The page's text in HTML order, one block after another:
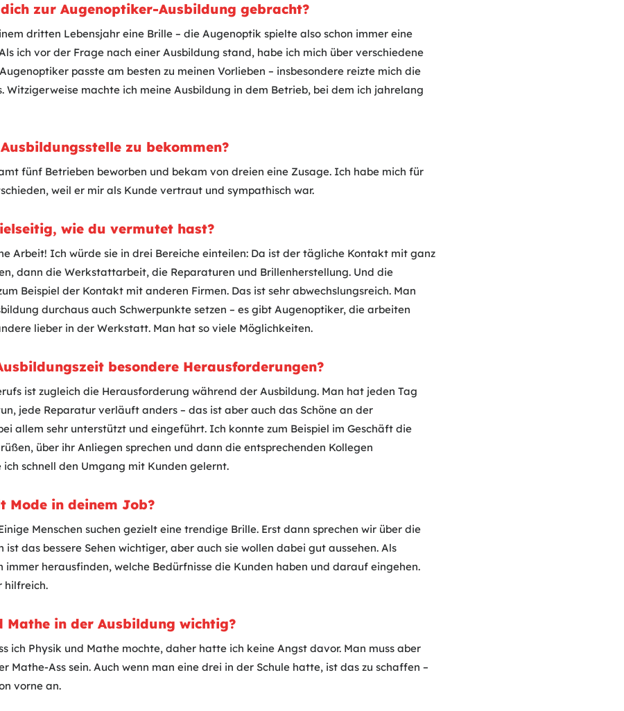
zur Augenoptiker-Ausbildung gebracht?
dritten Lebensjahr eine Brille – die Augenoptik spielte also schon immer eine
ich vor der Frage nach einer Ausbildung stand, habe ich mich über verschiedene
passte am besten zu meinen Vorlieben – insbesondere reizte mich die
Witzigerweise machte ich meine Ausbildung in dem Betrieb, bei dem ich jahrelang
zu bekommen?
fünf Betrieben beworben und bekam von dreien eine Zusage. Ich habe mich für
weil er mir als Kunde vertraut und sympathisch war.
wie du vermutet hast?
Arbeit! Ich würde sie in drei Bereiche einteilen: Da ist der tägliche Kontakt mit ganz
dann die Werkstattarbeit, die Reparaturen und Brillenherstellung. Und die
Beispiel der Kontakt mit anderen Firmen. Das ist sehr abwechslungsreich. Man
durchaus auch Schwerpunkte setzen – es gibt Augenoptiker, die arbeiten
lieber in der Werkstatt. Man hat so viele Möglichkeiten.
besondere Herausforderungen?
ist zugleich die Herausforderung während der Ausbildung. Man hat jeden Tag
jede Reparatur verläuft anders – das ist aber auch das Schöne an der
allem sehr unterstützt und eingeführt. Ich konnte zum Beispiel im Geschäft die
über ihr Anliegen sprechen und dann die entsprechenden Kollegen
ich schnell den Umgang mit Kunden gelernt.
Mode in deinem Job?
Menschen suchen gezielt eine trendige Brille. Erst dann sprechen wir über die
ist das bessere Sehen wichtiger, aber auch sie wollen dabei gut aussehen. Als
immer herausfinden, welche Bedürfnisse die Kunden haben und darauf eingehen.
hilfreich.
Mathe in der Ausbildung wichtig?
ich Physik und Mathe mochte, daher hatte ich keine Angst davor. Man muss aber
Mathe-Ass sein. Auch wenn man eine drei in der Schule hatte, ist das zu schaffen –
vorne an.